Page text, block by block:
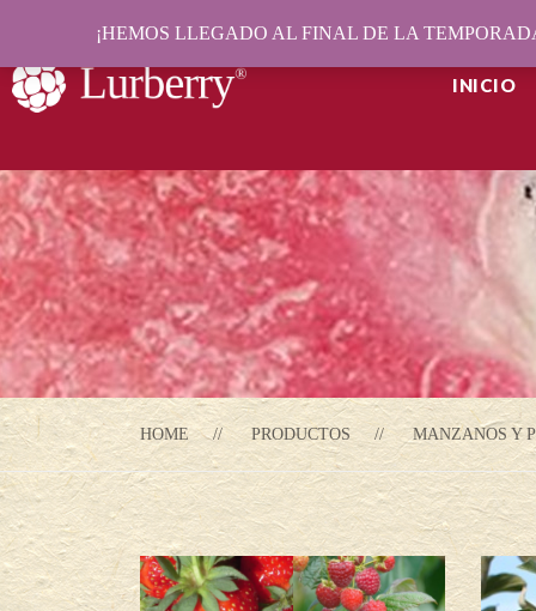
INICIO
HOME PRODUCTOS MANZANOS Y
¡HEMOS LLEGADO AL FINAL DE LA